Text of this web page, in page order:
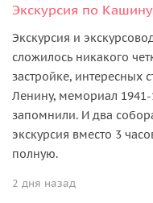
Экскурсия по
Экскурсия и
сложилось никакого
застройке, интересных
Ленину, мемориал 1941-
запомнили. И два
экскурсия вместо 3
полную.
2 дня назад